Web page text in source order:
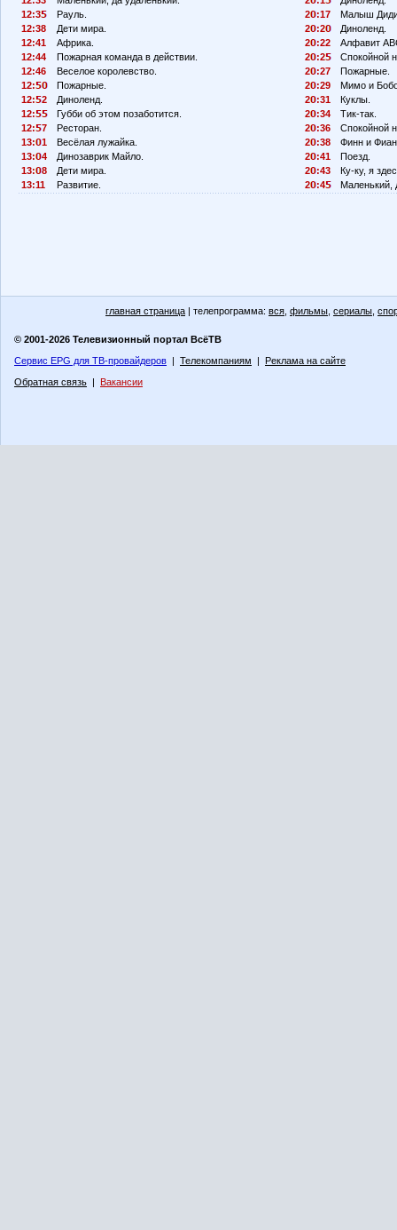
12:3
Рауль.
12:38
Дети мира.
12:41
Африка.
12:44
Пожарная команда в действии.
12:46
Веселое королевство.
12:
Пожарные.
12:
2
Диноленд.
12:
Губби об этом позаботится.
12:
7
Ресторан.
13:
1
Весёлая лужайка.
13:
4
Динозаврик Майло.
13:
8
Дети мира.
13:11
Развитие.
2
:17
Малыш
2
:2
Диноленд.
2
:22
Алфавит
2
:2
Спокойной
2
:27
Пожарные.
2
:29
Мимо и
2
:31
Куклы.
2
:34
Тик-так.
2
:36
Спокойной
2
:38
Финн и
2
:41
Поезд.
2
:43
Ку-ку, я
2
:4 Маленький,
главная страница | телепрограмма: вся фильмы сериалы
© 2001-2026 Телевизионный портал ВсёТВ
Сервис EPG для ТВ-провайдеров | Телекомпаниям | Реклама на сайте
Обратная связь | Вакансии